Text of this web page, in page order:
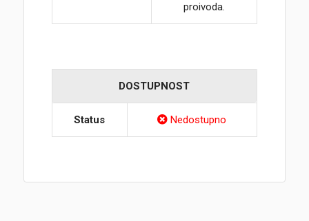
proivoda.
DOSTUPNOST
Status Nedostupno